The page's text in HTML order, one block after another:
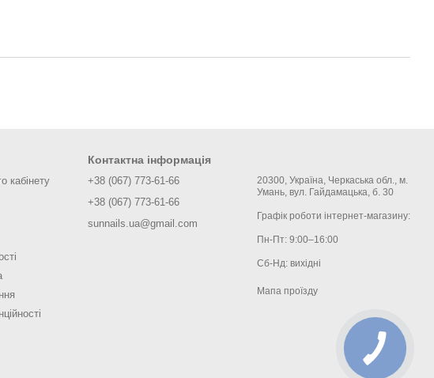
кабінету
Контактна інформація
+38 (067) 773-61-66
+38 (067) 773-61-66
sunnails.ua@gmail.com
20300, Україна, Черкаська обл., м.
Умань, вул. Гайдамацька, б. 30
Графік роботи інтернет-магазину:
Пн-Пт: 9:00–16:00
Сб-Нд: вихідні
Мапа проїзду